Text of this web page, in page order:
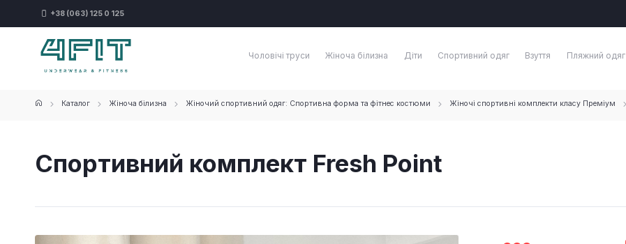
+38 (063) 125 0 125
Чоловічі труси Жіноча білизна Діти Спортивний одяг Взуття Пляжний одяг
Каталог Жіноча білизна Жіночий спортивний одяг: Спортивна форма та фітнес костюми Жіночі спортивні комплекти класу Преміум
Спортивний комплект Fresh Point